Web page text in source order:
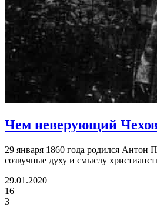
Чем неверующий
29 января 1860 года родился Антон
созвучные духу и смыслу
29.01.2020
16
3